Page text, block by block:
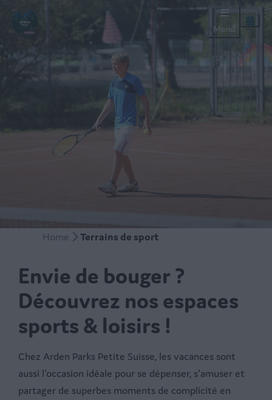
Menu
Home Terrains de sport
Envie de bouger ?
Découvrez nos espaces
sports & loisirs !
Chez Arden Parks Petite Suisse, les vacances sont
aussi l'occasion idéale pour se dépenser, s'amuser et
partager de superbes moments de complicité en